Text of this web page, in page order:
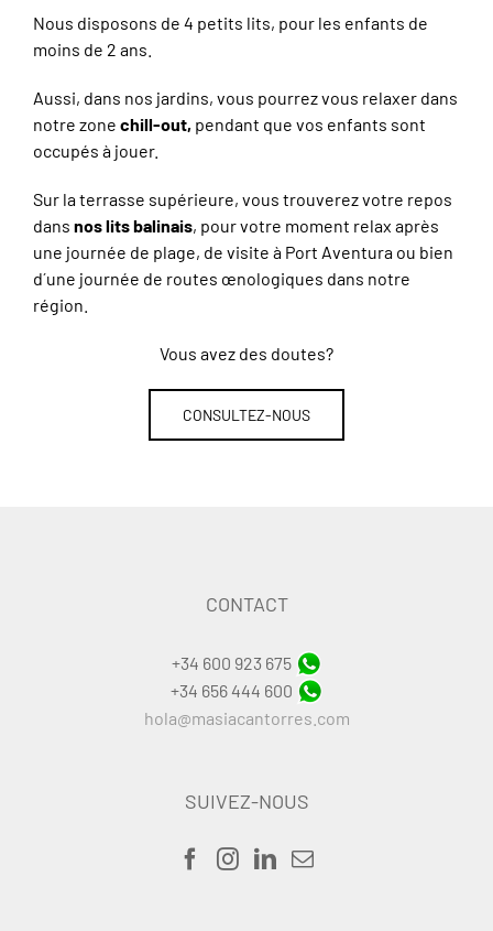
Nous disposons de 4 petits lits, pour les enfants de
moins de 2 ans.
Aussi, dans nos jardins, vous pourrez vous relaxer dans
notre zone chill-out, pendant que vos enfants sont
occupés à jouer.
Sur la terrasse supérieure, vous trouverez votre repos
dans nos lits balinais, pour votre moment relax après
une journée de plage, de visite à Port Aventura ou bien
d´une journée de routes œnologiques dans notre
région.
Vous avez des doutes?
CONSULTEZ-NOUS
CONTACT
+34 600 923 675
+34 656 444 600
hola@masiacantorres.com
SUIVEZ-NOUS